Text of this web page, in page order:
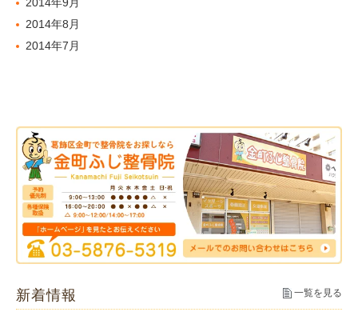
2014年9月
2014年8月
2014年7月
新着情報 一覧を見る